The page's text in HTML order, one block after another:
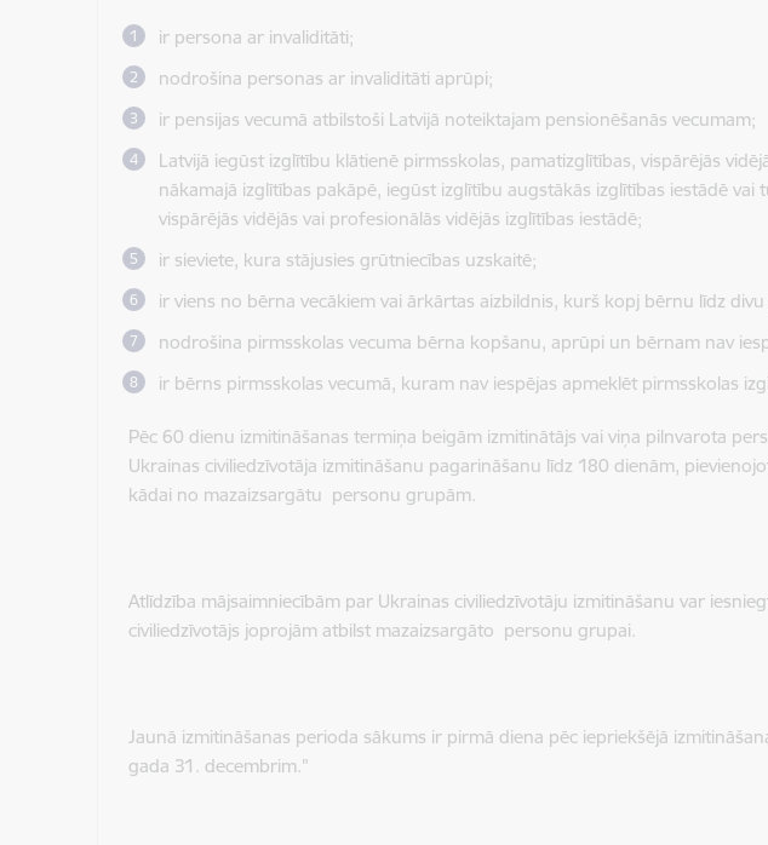
ir persona ar invaliditāti;
nodrošina personas ar invaliditāti aprūpi;
ir pensijas vecumā atbilstoši Latvijā noteiktajam pensionēšanās vecumam;
Latvijā iegūst izglītību klātienē pirmsskolas, pamatizglītības, vispārējās
nākamajā izglītības pakāpē, iegūst izglītību augstākās izglītības iestādē
vispārējās vidējās vai profesionālās vidējās izglītības iestādē;
ir sieviete, kura stājusies grūtniecības uzskaitē;
ir viens no bērna vecākiem vai ārkārtas aizbildnis, kurš kopj bērnu līdz
nodrošina pirmsskolas vecuma bērna kopšanu, aprūpi un bērnam nav
ir bērns pirmsskolas vecumā, kuram nav iespējas apmeklēt pirmsskolas
Pēc 60 dienu izmitināšanas termiņa beigām izmitinātājs vai viņa pilnvarota
Ukrainas civiliedzīvotāja izmitināšanu pagarināšanu līdz 180 dienām,
kādai no mazaizsargātu personu grupām.
Atlīdzība mājsaimniecībām par Ukrainas civiliedzīvotāju izmitināšanu var
civiliedzīvotājs joprojām atbilst mazaizsargāto personu grupai.
Jaunā izmitināšanas perioda sākums ir pirmā diena pēc iepriekšējā
gada 31. decembrim."